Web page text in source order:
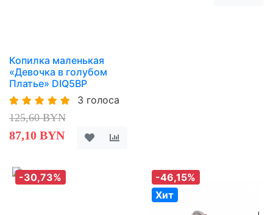
Копилка маленькая
«Девочка в голубом
Платье» DIQ5BP
3 голоса
125,60 BYN
87,10 BYN
-30,73%
-46,15%
Хит